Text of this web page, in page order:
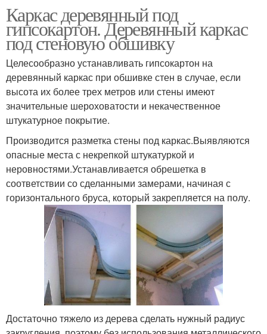
Каркас деревянный под
гипсокартон. Деревянный каркас
под стеновую обшивку
Целесообразно устанавливать гипсокартон на
деревянный каркас при обшивке стен в случае, если
высота их более трех метров или стены имеют
значительные шероховатости и некачественное
штукатурное покрытие.
Производится разметка стены под каркас.Выявляются
опасные места с некрепкой штукатуркой и
неровностями.Устанавливается обрешетка в
соответствии со сделанными замерами, начиная с
горизонтального бруса, который закрепляется на полу.
Достаточно тяжело из дерева сделать нужный радиус